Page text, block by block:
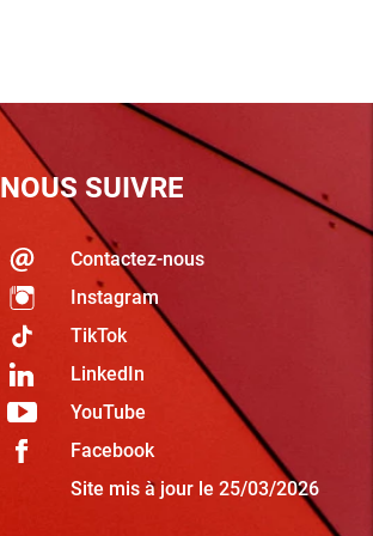
NOUS SUIVRE
Contactez-nous
Instagram
TikTok
LinkedIn
YouTube
Facebook
Site mis à jour le 25/03/2026